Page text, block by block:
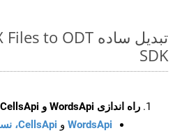
SDK
راه اندازی WordsApi و CellsApi
WordsApi و CellsApi، نسخه Basient